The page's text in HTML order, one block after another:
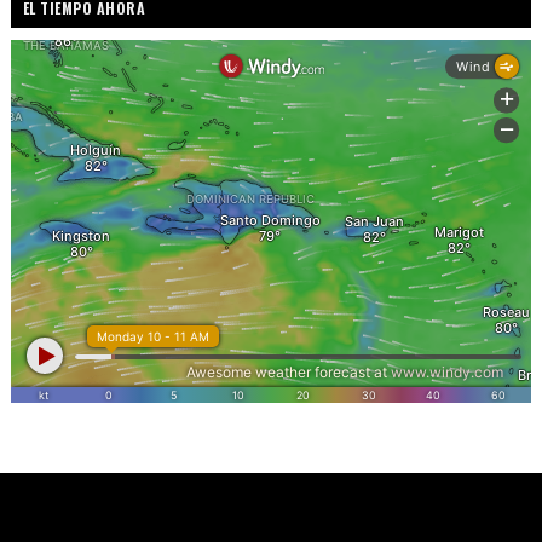
EL TIEMPO AHORA